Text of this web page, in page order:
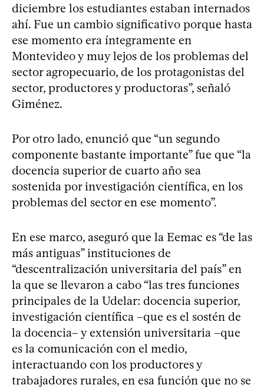
diciembre los estudiantes estaban internados
ahí. Fue un cambio significativo porque hasta
ese momento era íntegramente en
Montevideo y muy lejos de los problemas del
sector agropecuario, de los protagonistas del
sector, productores y productoras”, señaló
Giménez.
Por otro lado, enunció que “un segundo
componente bastante importante” fue que “la
docencia superior de cuarto año sea
sostenida por investigación científica, en los
problemas del sector en ese momento”.
En ese marco, aseguró que la Eemac es “de las
más antiguas” instituciones de
“descentralización universitaria del país” en
la que se llevaron a cabo “las tres funciones
principales de la Udelar: docencia superior,
investigación científica –que es el sostén de
la docencia– y extensión universitaria –que
es la comunicación con el medio,
interactuando con los productores y
trabajadores rurales, en esa función que no se